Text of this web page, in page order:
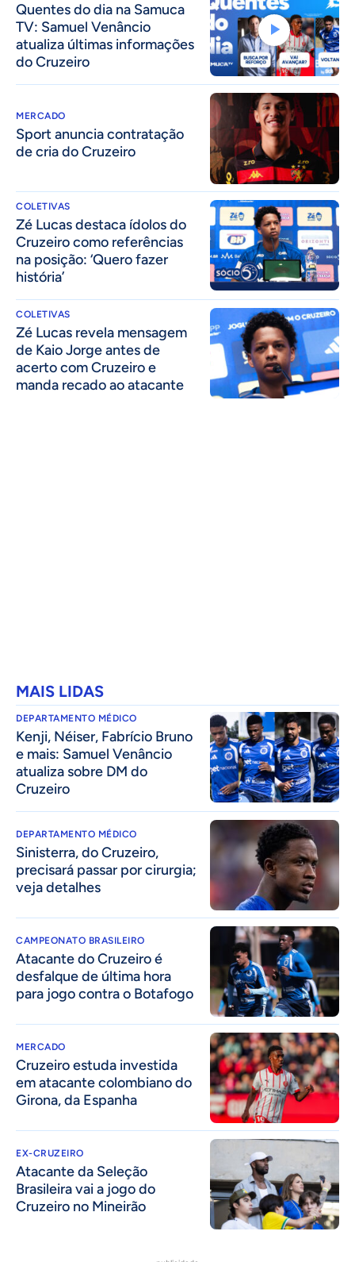
Quentes do dia na Samuca
TV: Samuel Venâncio
atualiza últimas informações
do Cruzeiro
MERCADO
Sport anuncia contratação
de cria do Cruzeiro
COLETIVAS
Zé Lucas destaca ídolos do
Cruzeiro como referências
na posição: ‘Quero fazer
história’
COLETIVAS
Zé Lucas revela mensagem
de Kaio Jorge antes de
acerto com Cruzeiro e
manda recado ao atacante
MAIS LIDAS
DEPARTAMENTO MÉDICO
Kenji, Néiser, Fabrício Bruno
e mais: Samuel Venâncio
atualiza sobre DM do
Cruzeiro
DEPARTAMENTO MÉDICO
Sinisterra, do Cruzeiro,
precisará passar por cirurgia;
veja detalhes
CAMPEONATO BRASILEIRO
Atacante do Cruzeiro é
desfalque de última hora
para jogo contra o Botafogo
MERCADO
Cruzeiro estuda investida
em atacante colombiano do
Girona, da Espanha
EX-CRUZEIRO
Atacante da Seleção
Brasileira vai a jogo do
Cruzeiro no Mineirão